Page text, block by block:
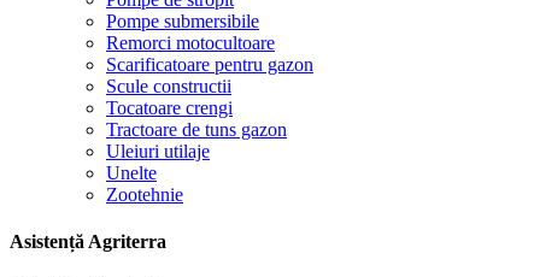
Pompe submersibile
Remorci motocultoare
Scarificatoare pentru gazon
Scule constructii
Tocatoare crengi
Tractoare de tuns gazon
Uleiuri utilaje
Unelte
Zootehnie
Asistență Agriterra